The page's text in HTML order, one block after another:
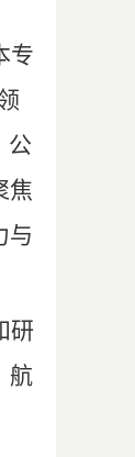
专
公
焦
与
研
航